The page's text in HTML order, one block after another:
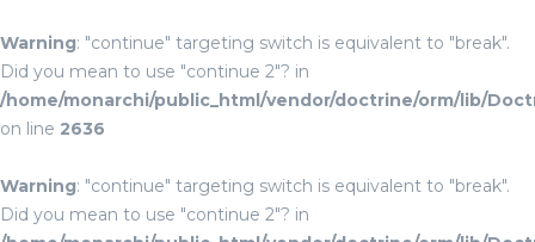
Warning: "continue" targeting switch is equivalent to "break".
Did you mean to use "continue 2"? in
/home/monarchi/public_html/vendor/doctrine/orm/lib/
on line 2636
Warning: "continue" targeting switch is equivalent to "break".
Did you mean to use "continue 2"? in